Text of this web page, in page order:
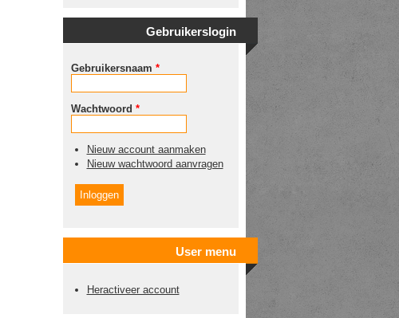
Gebruikerslogin
Gebruikersnaam *
Wachtwoord *
Nieuw account aanmaken
Nieuw wachtwoord aanvragen
User menu
Heractiveer account